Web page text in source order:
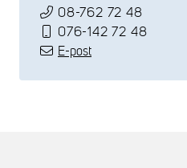
08-762 72 48
076-142 72 48
E-post